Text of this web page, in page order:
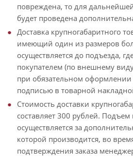
повреждена, то для
будет проведена
Доставка крупногабаритного
имеющий один из размеров
осуществляется до подъезда,
покупателем (по внешнему
при обязательном оформлении
подписью в товарной
Стоимость доставки
составляет 300 рублей. Подъем
осуществляется за
которой производится, во
подтверждения заказа